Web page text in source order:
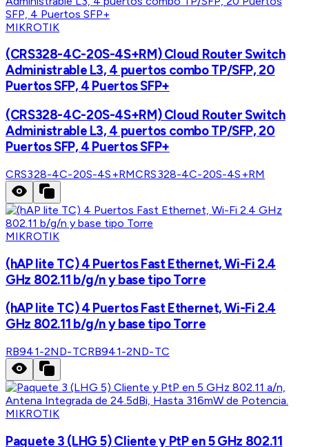
MIKROTIK
(CRS328-4C-20S-4S+RM) Cloud Router Switch
Administrable L3, 4 puertos combo TP/SFP, 20
Puertos SFP, 4 Puertos SFP+
(CRS328-4C-20S-4S+RM) Cloud Router Switch
Administrable L3, 4 puertos combo TP/SFP, 20
Puertos SFP, 4 Puertos SFP+
CRS328-4C-20S-4S+RMCRS328-4C-20S-4S+RM
MIKROTIK
(hAP lite TC) 4 Puertos Fast Ethernet, Wi-Fi 2.4
GHz 802.11 b/g/n y base tipo Torre
(hAP lite TC) 4 Puertos Fast Ethernet, Wi-Fi 2.4
GHz 802.11 b/g/n y base tipo Torre
RB941-2ND-TCRB941-2ND-TC
MIKROTIK
Paquete 3 (LHG 5) Cliente y PtP en 5 GHz 802.11